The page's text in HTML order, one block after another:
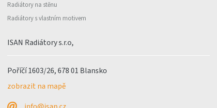
Radiátory na stěnu
Radiátory s vlastním motivem
ISAN Radiátory s.r.o,
Poříčí 1603/26, 678 01 Blansko
zobrazit na mapě